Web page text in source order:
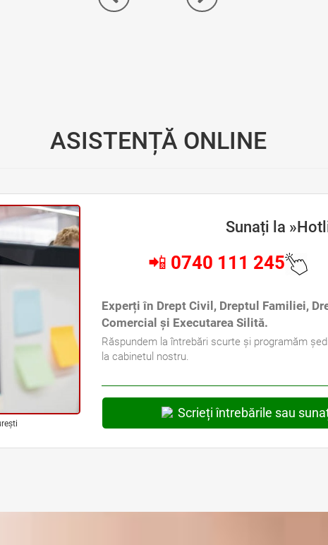
ASISTENȚĂ ONLINE
Sunați la
📲 0740 111 245
Experți în Drept Civil, Dreptul Familiei,
Comercial și Executarea Silită.
Răspundem la întrebări scurte și programăm
la cabinetul nostru.
Scrieți întrebările sau